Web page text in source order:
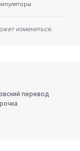
измениться.
перевод